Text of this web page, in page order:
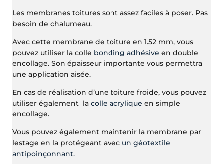
Les membranes toitures sont assez faciles à poser. Pas
besoin de chalumeau.
Avec cette membrane de toiture en 1.52 mm, vous
pouvez utiliser la colle bonding adhésive en double
encollage. Son épaisseur importante vous permettra
une application aisée.
En cas de réalisation d’une toiture froide, vous pouvez
utiliser également lacolle acrylique en simple
encollage.
Vous pouvez également maintenir la membrane par
lestage en la protégeant avec un géotextile
antipoinçonnant.